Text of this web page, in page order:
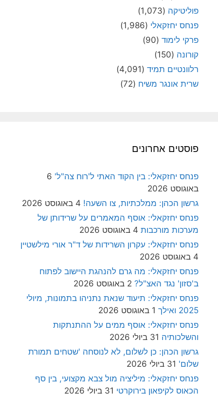
פוליטיקה (1,073)
פנחס יחזקאלי (1,986)
פרקי לימוד (90)
קורונה (150)
רלוונטיים תמיד (4,091)
שרית אונגר משיח (72)
פוסטים אחרונים
פנחס יחזקאלי: בין הקוד האתי ל'רוח צה"ל' 6
באוגוסט 2026
גרשון הכהן: ממלכתיות, צו השעה! 4 באוגוסט 2026
פנחס יחזקאלי: אוסף המאמרים על שרידותן של
מערכות מורכבות 4 באוגוסט 2026
פנחס יחזקאלי: עקרון השרידות של ד"ר אורי מילשטיין
4 באוגוסט 2026
פנחס יחזקאלי: מה גרם להנהגת היישוב לפתוח
ב'סזון' נגד האצ"ל? 2 באוגוסט 2026
פנחס יחזקאלי: תיעוד שנאת נתניהו בתמונות, מיולי
2025 ואילך
1 באוגוסט 2026
פנחס יחזקאלי: אוסף ממים על ההתנתקות
והשלכותיה 31 ביולי 2026
גרשון הכהן: כן לשלום, לא לנוסחה 'שטחים תמורת
שלום' 31 ביולי 2026
פנחס יחזקאלי: מיליציה מול צבא מקצועי, בין סף
הכאוס לקיפאון בירוקרטי 31 ביולי 2026